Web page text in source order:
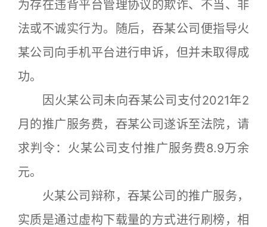
为存在违背平台管理协议的欺诈、不当、非
法或不诚实行为。随后，吞某公司便指导火
某公司向手机平台进行申诉，但并未取得成
功。
因火某公司未向吞某公司支付2021年2
月的推广服务费，吞某公司遂诉至法院，请
求判令：火某公司支付推广服务费8.9万余
元。
火某公司辩称，吞某公司的推广服务，
实质是通过虚构下载量的方式进行刷榜，相